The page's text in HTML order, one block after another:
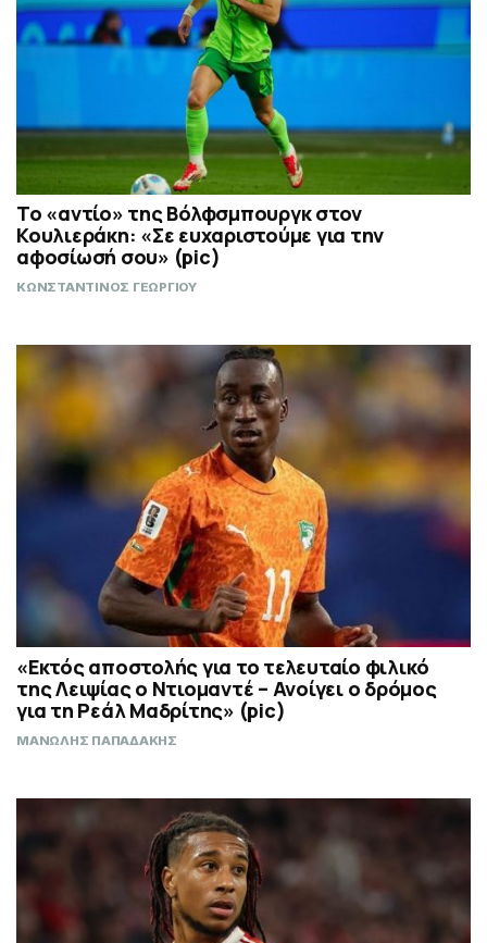
Το «αντίο» της Βόλφσμπουργκ στον
Κουλιεράκη: «Σε ευχαριστούμε για την
αφοσίωσή σου» (pic)
ΚΩΝΣΤΑΝΤΙΝΟΣ ΓΕΩΡΓΙΟΥ
«Εκτός αποστολής για το τελευταίο φιλικό
της Λειψίας ο Ντιομαντέ – Ανοίγει ο δρόμος
για τη Ρεάλ Μαδρίτης» (pic)
ΜΑΝΩΛΗΣ ΠΑΠΑΔΑΚΗΣ